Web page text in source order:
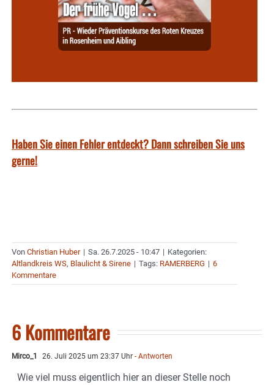
Haben Sie einen Fehler entdeckt? Dann schreiben Sie uns
gerne!
Von Christian Huber | Sa. 26.7.2025 - 10:47 | Kategorien:
Altlandkreis WS, Blaulicht & Sirene | Tags: RAMERBERG | 6
Kommentare
6 Kommentare
Mirco_1 26. Juli 2025 um 23:37 Uhr - Antworten
Wie viel muss eigentlich hier an dieser Stelle noch